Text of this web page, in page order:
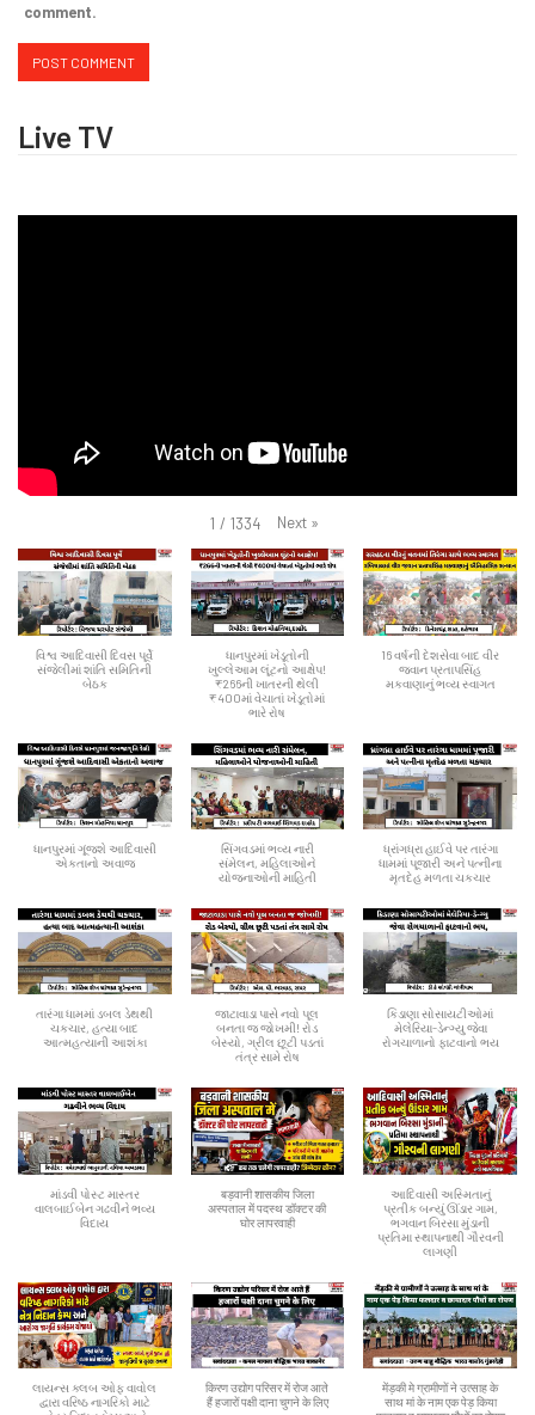
comment.
Live TV
1 / 1334 Next »
વિશ્વ આદિવાસી દિવસ પૂર્વે
સંજેલીમાં શાંતિ સમિતિની
બેઠક
ધાનપુરમાં ખેડૂતોની
ખુલ્લેઆમ લૂંટનો આક્ષેપ!
₹266ની ખાતરની થેલી
₹400માં વેચાતાં ખેડૂતોમાં
ભારે રોષ
16 વર્ષની દેશસેવા બાદ વીર
જવાન પ્રતાપસિંહ
મકવાણાનું ભવ્ય સ્વાગત
ધાનપુરમાં ગૂંજશે આદિવાસી
એકતાનો અવાજ
સિંગવડમાં ભવ્ય નારી
સંમેલન, મહિલાઓને
યોજનાઓની માહિતી
ધ્રાંગધ્રા હાઈવે પર તારંગા
ધામમાં પૂજારી અને પત્નીના
મૃતદેહ મળતા ચકચાર
તારંગા ધામમાં ડબલ ડેથથી
ચકચાર, હત્યા બાદ
આત્મહત્યાની આશંકા
જાટાવાડા પાસે નવો પૂલ
બનતા જ જોખમી! રોડ
બેસ્યો, ગ્રીલ છૂટી પડતાં
તંત્ર સામે રોષ
કિડાણા સોસાયટીઓમાં
મેલેરિયા-ડેન્ગ્યુ જેવા
રોગચાળાનો ફાટવાનો ભય
માંડવી પોસ્ટ માસ્તર
વાલબાઈબેન ગઢવીને ભવ્ય
વિદાય
बड़वानी शासकीय जिला
अस्पताल में पदस्थ डॉक्टर की
घोर लापरवाही
આદિવાસી અસ્મિતાનું
પ્રતીક બન્યું ઊંડાર ગામ,
ભગવાન બિરસા મુંડાની
પ્રતિમા સ્થાપનાથી ગૌરવની
લાગણી
લાયન્સ ક્લબ ઓફ વાવોલ
દ્વારા વરિષ્ઠ નાગરિકો માટે
किरण उद्योग परिसर में रोज आते
हैं हजारों पक्षी दाना चुगने के लिए
मेंड़की मे ग्रामीणों ने उत्साह के
साथ मां के नाम एक पेड़ किया